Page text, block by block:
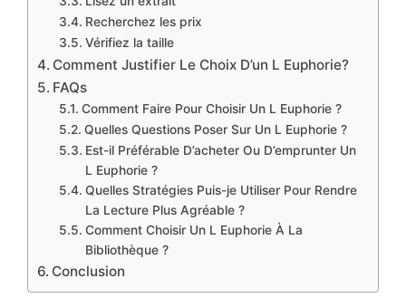
Recherchez les prix
Vérifiez la taille
Comment Justifier Le Choix D’un L Euphorie?
FAQs
Comment Faire Pour Choisir Un L Euphorie ?
Quelles Questions Poser Sur Un L Euphorie ?
Est-il Préférable D’acheter Ou D’emprunter Un
L Euphorie ?
Quelles Stratégies Puis-je Utiliser Pour Rendre
La Lecture Plus Agréable ?
Comment Choisir Un L Euphorie À La
Bibliothèque ?
Conclusion